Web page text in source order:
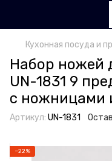
Кухонная посуда и
Набор ножей
UN-1831 9
с ножницами
Артикул: UN-1831
−22%